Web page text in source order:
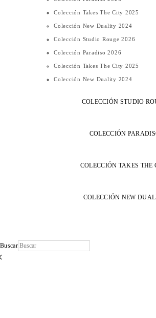
Colección Takes The City 2025
Colección New Duality 2024
Colección Studio Rouge 2026
Colección Paradiso 2026
Colección Takes The City 2025
Colección New Duality 2024
COLECCIÓN STUDIO
COLECCIÓN
COLECCIÓN TAKES THE
COLECCIÓN NEW
Buscar